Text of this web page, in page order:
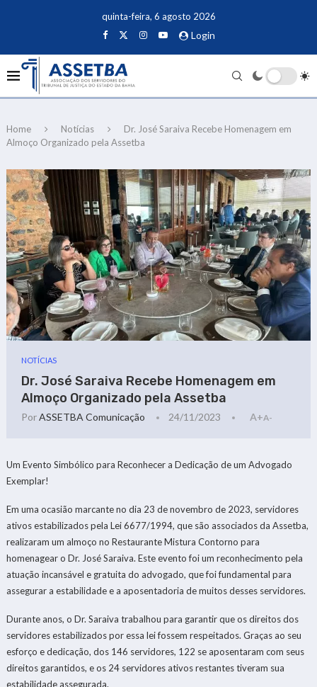
quinta-feira, 6 agosto 2026
Login
Home Notícias
Dr. José Saraiva Recebe Homenagem em
Almoço Organizado pela Assetba
NOTÍCIAS
Dr. José Saraiva Recebe Homenagem em
Almoço Organizado pela Assetba
PorASSETBA Comunicação 24/11/2023 A+A-
Um Evento Simbólico para Reconhecer a Dedicação de um Advogado
Exemplar!
Em uma ocasião marcante no dia 23 de novembro de 2023, servidores
ativos estabilizados pela Lei 6677/1994, que são associados da Assetba,
realizaram um almoço no Restaurante Mistura Contorno para
homenagear o Dr. José Saraiva. Este evento foi um reconhecimento pela
atuação incansável e gratuita do advogado, que foi fundamental para
assegurar a estabilidade e a aposentadoria de muitos desses servidores.
Durante anos, o Dr. Saraiva trabalhou para garantir que os direitos dos
servidores estabilizados por essa lei fossem respeitados. Graças ao seu
esforço e dedicação, dos 146 servidores, 122 se aposentaram com seus
direitos garantidos, e os 24 servidores ativos restantes tiveram sua
estabilidade assegurada.